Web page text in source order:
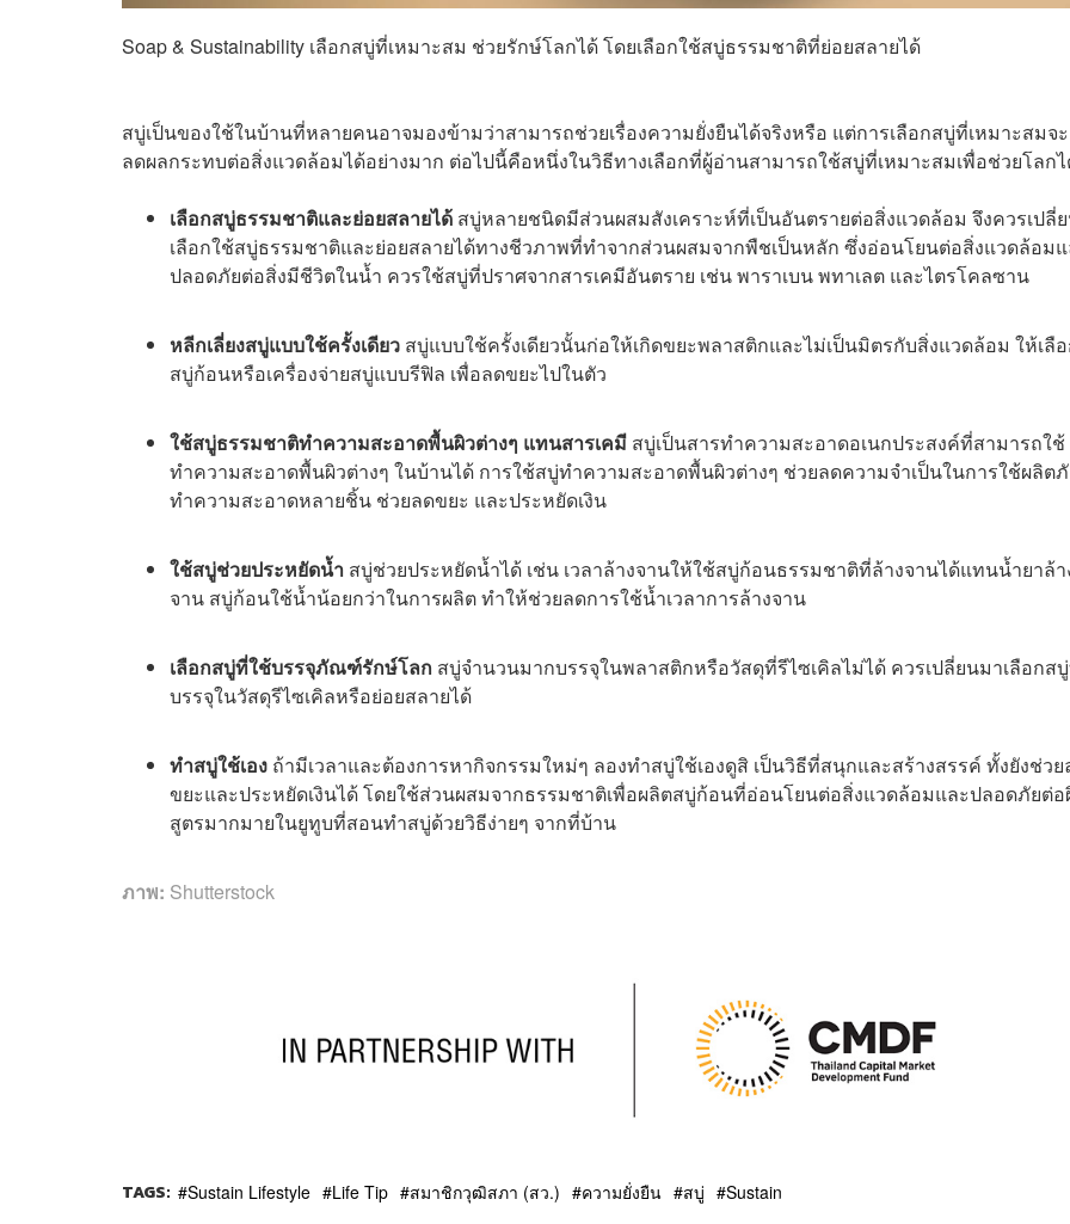
Soap & Sustainability เลือกสบู่ที่เหมาะสม ช่วยรักษ์โลกได้ โดยเลือกใช้สบู่ธรรมชาติที่ย่อยสลายได้
สบู่เป็นของใช้ในบ้านที่หลายคนอาจมองข้ามว่าสามารถช่วยเรื่องความยั่งยืนได้จริงหรือ แต่การเลือกสบู่ที่เหมาะสมจ
ลดผลกระทบต่อสิ่งแวดล้อมได้อย่างมาก ต่อไปนี้คือหนึ่งในวิธีทางเลือกที่ผู้อ่านสามารถใช้สบู่ที่เหมาะสมเพื่อช่วยโลก
เลือกสบู่ธรรมชาติและย่อยสลายได้ สบู่หลายชนิดมีส่วนผสมสังเคราะห์ที่เป็นอันตรายต่อสิ่งแวดล้อม จึงควรเปลี่
เลือกใช้สบู่ธรรมชาติและย่อยสลายได้ทางชีวภาพที่ทำจากส่วนผสมจากพืชเป็นหลัก ซึ่งอ่อนโยนต่อสิ่งแวดล้อม
ปลอดภัยต่อสิ่งมีชีวิตในน้ำ ควรใช้สบู่ที่ปราศจากสารเคมีอันตราย เช่น พาราเบน พทาเลต และไตรโคลซาน
หลีกเลี่ยงสบู่แบบใช้ครั้งเดียว สบู่แบบใช้ครั้งเดียวนั้นก่อให้เกิดขยะพลาสติกและไม่เป็นมิตรกับสิ่งแวดล้อม ให้เลื
สบู่ก้อนหรือเครื่องจ่ายสบู่แบบรีฟิล เพื่อลดขยะไปในตัว
ใช้สบู่ธรรมชาติทำความสะอาดพื้นผิวต่างๆ แทนสารเคมี สบู่เป็นสารทำความสะอาดอเนกประสงค์ที่สามารถใช้
ทำความสะอาดพื้นผิวต่างๆ ในบ้านได้ การใช้สบู่ทำความสะอาดพื้นผิวต่างๆ ช่วยลดความจำเป็นในการใช้ผลิ
ทำความสะอาดหลายชิ้น ช่วยลดขยะ และประหยัดเงิน
ใช้สบู่ช่วยประหยัดน้ำ สบู่ช่วยประหยัดน้ำได้ เช่น เวลาล้างจานให้ใช้สบู่ก้อนธรรมชาติที่ล้างจานได้แทนน้ำยาล้า
จาน สบู่ก้อนใช้น้ำน้อยกว่าในการผลิต ทำให้ช่วยลดการใช้น้ำเวลาการล้างจาน
เลือกสบู่ที่ใช้บรรจุภัณฑ์รักษ์โลก สบู่จำนวนมากบรรจุในพลาสติกหรือวัสดุที่รีไซเคิลไม่ได้ ควรเปลี่ยนมาเลือกส
บรรจุในวัสดุรีไซเคิลหรือย่อยสลายได้
ทำสบู่ใช้เอง ถ้ามีเวลาและต้องการหากิจกรรมใหม่ๆ ลองทำสบู่ใช้เองดูสิ เป็นวิธีที่สนุกและสร้างสรรค์ ทั้งยังช่ว
ขยะและประหยัดเงินได้ โดยใช้ส่วนผสมจากธรรมชาติเพื่อผลิตสบู่ก้อนที่อ่อนโยนต่อสิ่งแวดล้อมและปลอดภัยต่อ
สูตรมากมายในยูทูบที่สอนทำสบู่ด้วยวิธีง่ายๆ จากที่บ้าน
ภาพ: Shutterstock
TAGS: Sustain Lifestyle Life Tip สมาชิกวุฒิสภา (สว.) ความยั่งยืน สบู่ Sustain